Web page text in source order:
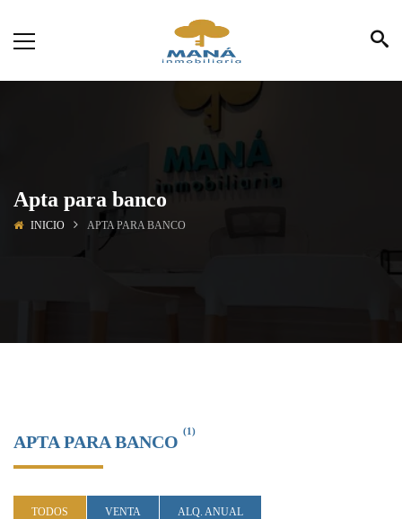
Apta para banco
INICIO APTA PARA BANCO
APTA PARA BANCO
(1)
TODOS VENTA ALQ. ANUAL